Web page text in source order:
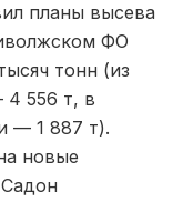
планы высева
ФО
тонн (из
4 556 т, в
— 1 887 т).
новые